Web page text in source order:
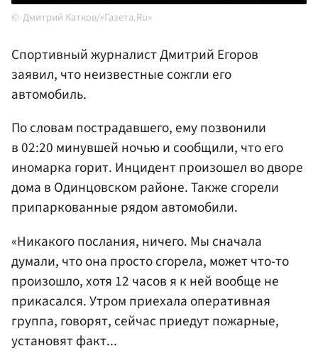
Дмитрий Катков/«Газета.Ru»
Спортивный журналист Дмитрий Егоров
заявил, что неизвестные сожгли его
автомобиль.
По словам пострадавшего, ему позвонили
в 02:20 минувшей ночью и сообщили, что его
иномарка горит. Инцидент произошел во дворе
дома в Одинцовском районе. Также сгорели
припаркованные рядом автомобили.
«Никакого послания, ничего. Мы сначала
думали, что она просто сгорела, может что-то
произошло, хотя 12 часов я к ней вообще не
прикасался. Утром приехала оперативная
группа, говорят, сейчас приедут пожарные,
установят факт...